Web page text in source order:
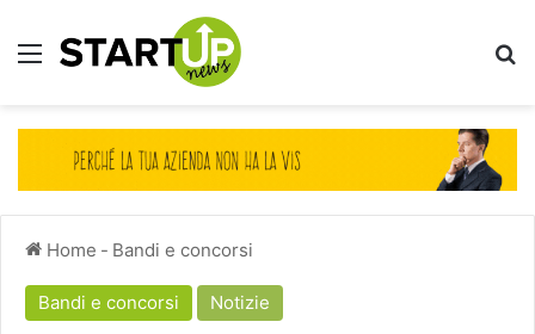
Menu
Home - Bandi e concorsi
Bandi e concorsi Notizie